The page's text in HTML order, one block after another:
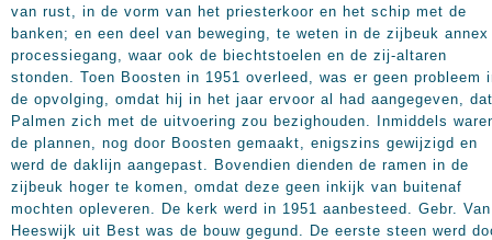
van rust, in de vorm van het priesterkoor en het schip met de
banken; en een deel van beweging, te weten in de zijbeuk annex
processiegang, waar ook de biechtstoelen en de zij-altaren
stonden. Toen Boosten in 1951 overleed, was er geen probleem
de opvolging, omdat hij in het jaar ervoor al had aangegeven, dat
Palmen zich met de uitvoering zou bezighouden. Inmiddels
de plannen, nog door Boosten gemaakt, enigszins gewijzigd en
werd de daklijn aangepast. Bovendien dienden de ramen in de
zijbeuk hoger te komen, omdat deze geen inkijk van buitenaf
mochten opleveren. De kerk werd in 1951 aanbesteed. Gebr. Van
Heeswijk uit Best was de bouw gegund. De eerste steen werd